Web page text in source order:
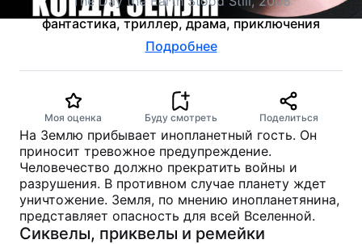
фантастика, триллер, драма, приключения
Подробнее
Моя оценка Буду смотреть Поделиться
На Землю прибывает инопланетный гость. Он
приносит тревожное предупреждение.
Человечество должно прекратить войны и
разрушения. В противном случае планету ждет
уничтожение. Земля, по мнению инопланетянина,
представляет опасность для всей Вселенной.
Сиквелы, приквелы и ремейки